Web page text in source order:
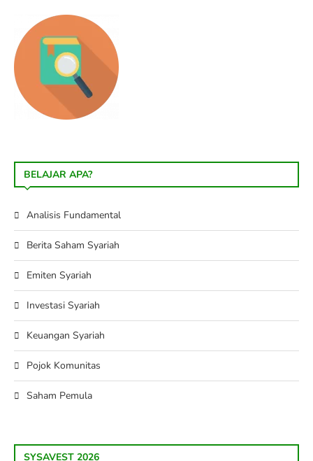
BELAJAR APA?
Analisis Fundamental
Berita Saham Syariah
Emiten Syariah
Investasi Syariah
Keuangan Syariah
Pojok Komunitas
Saham Pemula
SYSAVEST 2026